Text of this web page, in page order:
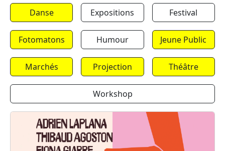
Danse Expositions Festival
Fotomatons Humour Jeune Public
Marchés Projection Théâtre
Workshop